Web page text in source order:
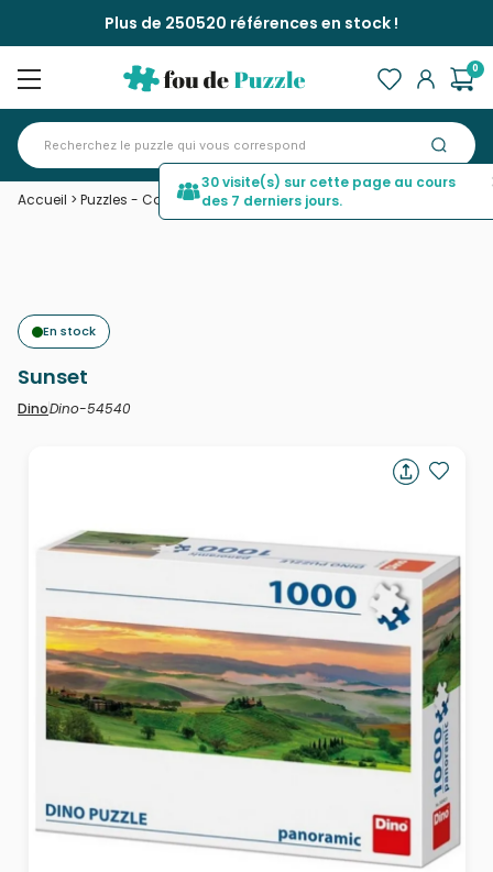
Plus de 250520 références en stock !
0
Accueil > Puzzles - Campagne>Sunset
En stock
Sunset
DinoDino-54540
30 visite(s) sur cette page au cours
des 7 derniers jours.